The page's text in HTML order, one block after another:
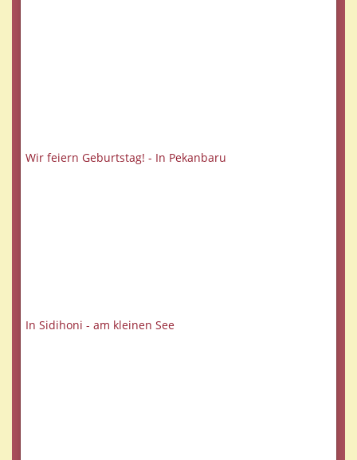
Wir feiern Geburtstag! - In Pekanbaru
In Sidihoni - am kleinen See